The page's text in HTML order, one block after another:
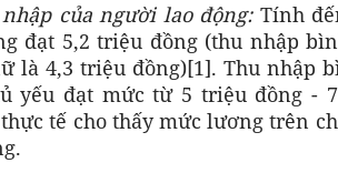
nhập của người lao động: Tính
đạt 5,2 triệu đồng (thu nhập
là 4,3 triệu đồng)[1]. Thu nhập
yếu đạt mức từ 5 triệu đồng -
tế cho thấy mức lương trên